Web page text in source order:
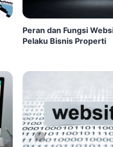
Peran dan Fungsi
Pelaku Bisnis Properti